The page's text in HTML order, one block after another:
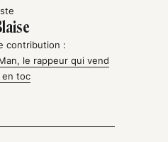
contribution :
le rappeur qui vend
en toc